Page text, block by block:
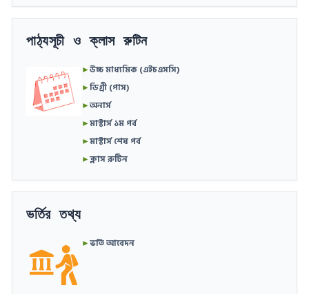
পাঠ্যসূচী ও ক্লাস রুটিন
►উচ্চ মাধ্যমিক (এইচএসসি)
►ডিগ্রী (পাস)
►অনার্স
►মাস্টার্স ১ম পর্ব
►মাস্টার্স শেষ পর্ব
►ক্লাস রুটিন
ভর্তির তথ্য
►ভর্তি আবেদন